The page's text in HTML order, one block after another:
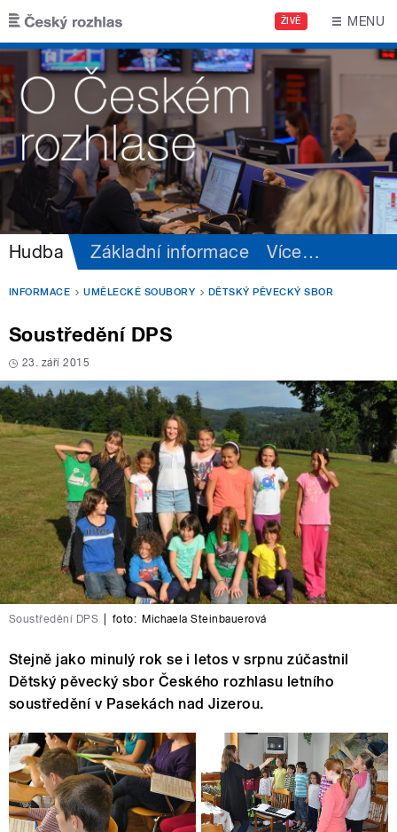
Přejít k hlavnímu obsahu
ŽIVĚ MENU
Hudba Základní informace Více…
INFORMACE UMĚLECKÉ SOUBORY DĚTSKÝ PĚVECKÝ SBOR
Soustředění DPS
23. září 2015
Soustředění DPS foto: Michaela Steinbauerová
Stejně jako minulý rok se i letos v srpnu zúčastnil
Dětský pěvecký sbor Českého rozhlasu letního
soustředění v Pasekách nad Jizerou.